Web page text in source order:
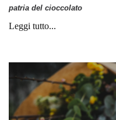
patria del cioccolato
Leggi tutto...